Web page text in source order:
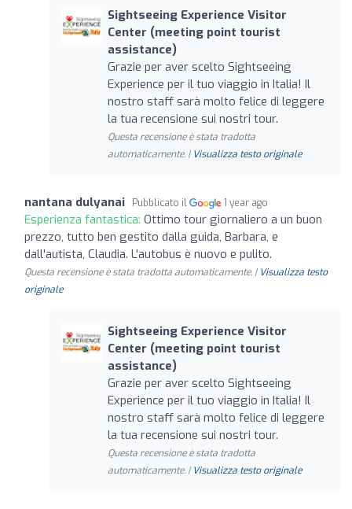
Sightseeing Experience Visitor
Center (meeting point tourist
assistance)
Grazie per aver scelto Sightseeing
Experience per il tuo viaggio in Italia! Il
nostro staff sarà molto felice di leggere
la tua recensione sui nostri tour.
Questa recensione è stata tradotta
automaticamente. | Visualizza testo originale
nantana dulyanai Pubblicato il 1 year ago
Esperienza fantastica: Ottimo tour giornaliero a un buon
prezzo, tutto ben gestito dalla guida, Barbara, e
dall'autista, Claudia. L'autobus è nuovo e pulito.
Questa recensione è stata tradotta automaticamente. | Visualizza testo
originale
Sightseeing Experience Visitor
Center (meeting point tourist
assistance)
Grazie per aver scelto Sightseeing
Experience per il tuo viaggio in Italia! Il
nostro staff sarà molto felice di leggere
la tua recensione sui nostri tour.
Questa recensione è stata tradotta
automaticamente. | Visualizza testo originale